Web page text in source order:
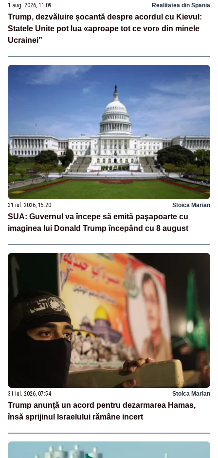
1 aug. 2026, 11:09 Realitatea din Spania
Trump, dezvăluire șocantă despre acordul cu Kievul:
Statele Unite pot lua «aproape tot ce vor» din minele
Ucrainei”
31 iul. 2026, 15:20 Stoica Marian
SUA: Guvernul va începe să emită paşapoarte cu
imaginea lui Donald Trump începând cu 8 august
31 iul. 2026, 07:54 Stoica Marian
Trump anunță un acord pentru dezarmarea Hamas,
însă sprijinul Israelului rămâne incert